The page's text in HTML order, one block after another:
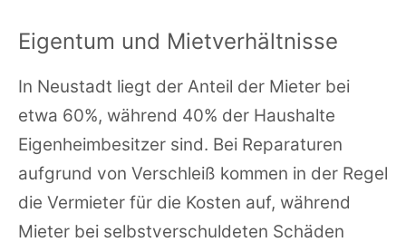
Eigentum und Mietverhältnisse
In Neustadt liegt der Anteil der Mieter bei
etwa 60%, während 40% der Haushalte
Eigenheimbesitzer sind. Bei Reparaturen
aufgrund von Verschleiß kommen in der Regel
die Vermieter für die Kosten auf, während
Mieter bei selbstverschuldeten Schäden